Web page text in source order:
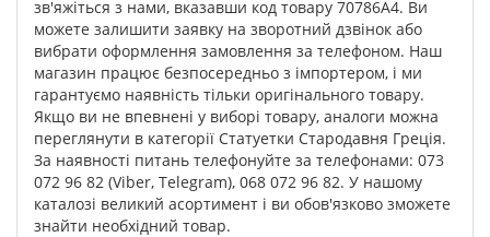
зв'яжіться з нами, вказавши код товару 70786A4. Ви
можете залишити заявку на зворотний дзвінок або
вибрати оформлення замовлення за телефоном. Наш
магазин працює безпосередньо з імпортером, і ми
гарантуємо наявність тільки оригінального товару.
Якщо ви не впевнені у виборі товару, аналоги можна
переглянути в категорії Статуетки Стародавня Греція.
За наявності питань телефонуйте за телефонами: 073
072 96 82 (Viber, Telegram), 068 072 96 82. У нашому
каталозі великий асортимент і ви обов'язково зможете
знайти необхідний товар.